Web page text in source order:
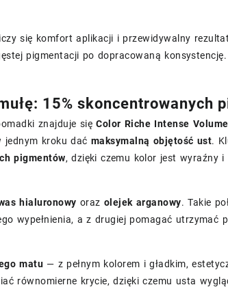
się komfort aplikacji i przewidywalny
pigmentacji po dopracowaną konsystencję.
15% skoncentrowanych
znajduje sięColor Riche Intense
jednym kroku dać maksymalną objętość ust.
pigmentów, dzięki czemu kolor jest wyraźny i
hialuronowy oraz olejek arganowy. Takie
wypełnienia, a z drugiej pomagać utrzymać
matu — z pełnym kolorem i gładkim,
równomierne krycie, dzięki czemu usta